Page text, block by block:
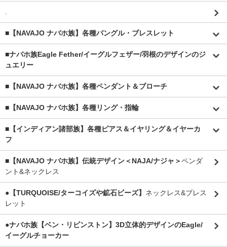
■【NAVAJO ナバホ族】各種バングル・ブレスレット
■ナバホ族Eagle Fether/イーグルフェザー/羽根のデザインのジ
ュエリー
■【NAVAJO ナバホ族】各種ペンダント＆ブローチ
■【NAVAJO ナバホ族】各種リング・指輪
■【インディアン諸部族】各種ピアス＆イヤリング＆イヤーカ
フ
■【NAVAJO ナバホ族】伝統デザイン＜NAJA/ナジャ＞ペンダ
ント&ネックレス
●【TURQUOISE/ターコイズや鉱石ビーズ】 ネックレス&ブレス
レット
●ナバホ族【ベン・リビンストン】3D立体的デザインのEagle/
イーグルチョーカー